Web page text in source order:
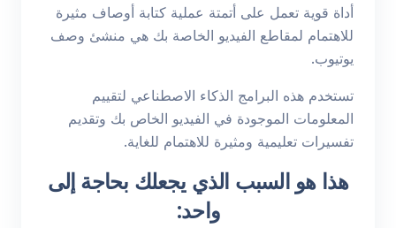
أداة قوية تعمل على أتمتة عملية كتابة أوصاف مثيرة
للاهتمام لمقاطع الفيديو الخاصة بك هي منشئ وصف
يوتيوب.
تستخدم هذه البرامج الذكاء الاصطناعي لتقييم
المعلومات الموجودة في الفيديو الخاص بك وتقديم
تفسيرات تعليمية ومثيرة للاهتمام للغاية.
هذا هو السبب الذي يجعلك بحاجة إلى
واحد: